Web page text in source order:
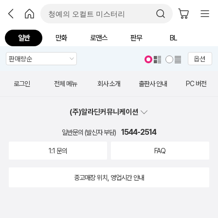
일반 만화 로맨스 판무 BL
옵션
로그인 전체 메뉴 회사 소개 출판사 안내 PC 버전
(주)알라딘커뮤니케이션
일반문의 (발신자 부담) 1544-2514
1:1 문의 FAQ
중고매장 위치, 영업시간 안내